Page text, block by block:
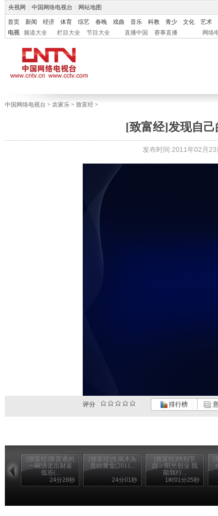
央视网 中国网络电视台 网站地图
首页 新闻 经济 体育 综艺 春晚 戏曲 音乐 科教 青少 文化
艺术
电视
频道大全 栏目大全 节目大全 直播中国 赛事直播 网络
中国网络电视台 > 农家乐 > 致富经 >
[致富经]发现自己
发布时间:2011年02月
评分 排行榜
[致富经]靠普通的
一碗汤走出财富
低谷(...
24分28秒
[致富经]生病木头
贵比黄金(2011...
24分01秒
[致富经]特别节
目：阳光创业 我
能我行...
1时01分25秒
[